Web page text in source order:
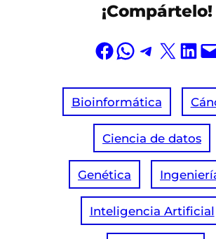
¡Compártelo!
Compartir en Facebook
Compartir en WhatsApp
Compartir en Telegram
Compartir en X Compartir
Bioinformática
Ciencia de datos
Genética
Inteligencia Artificial